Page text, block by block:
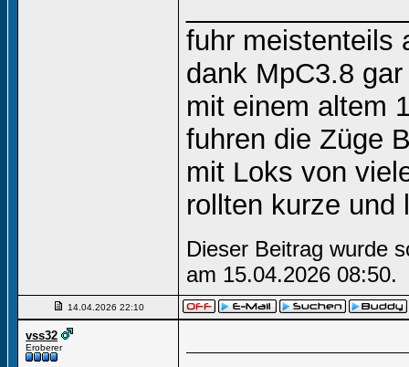
fuhr meistenteils
dank MpC3.8
mit einem altem
fuhren die Züge
mit Loks von
rollten kurze und
Dieser Beitrag wurde
am 15.04.2026 08:50.
14.04.2026 22:10
vss32
Eroberer